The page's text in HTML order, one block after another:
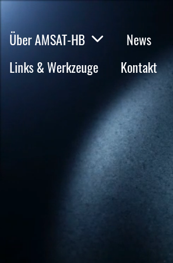
Über AMSAT-HB News
Links & Werkzeuge
Kontakt